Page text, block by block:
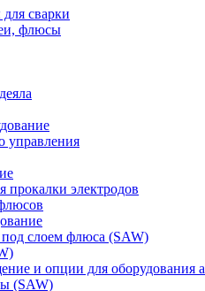
сварки
флюсы
управления
прокалки электродов
под слоем флюса (SAW)
и опции для оборудования
(SAW)